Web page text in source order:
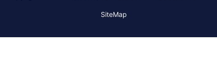
SiteMap